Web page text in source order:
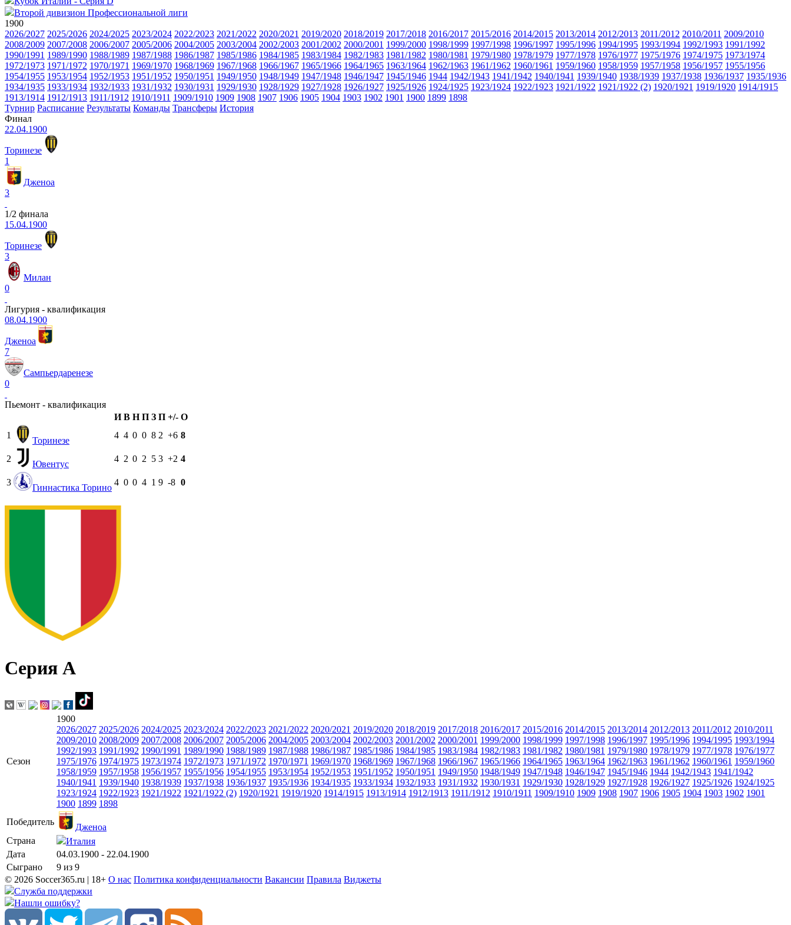
Второй дивизион Профессиональной лиги
1900
2026/2027 2025/2026 2024/2025 2023/2024 2022/2023 2021/2022 2020/2021 2019/2020 2018/2019 2017/2018 2016/2017 2015/2016 2014/2015 2013/2014 2012/2013 2011/2012 2010/2011 2009/2010
2008/2009 2007/2008 2006/2007 2005/2006 2004/2005 2003/2004 2002/2003 2001/2002 2000/2001 1999/2000 1998/1999 1997/1998 1996/1997 1995/1996 1994/1995 1993/1994 1992/1993 1991/1992
1990/1991 1989/1990 1988/1989 1987/1988 1986/1987 1985/1986 1984/1985 1983/1984 1982/1983 1981/1982 1980/1981 1979/1980 1978/1979 1977/1978 1976/1977 1975/1976 1974/1975 1973/1974
1972/1973 1971/1972 1970/1971 1969/1970 1968/1969 1967/1968 1966/1967 1965/1966 1964/1965 1963/1964 1962/1963 1961/1962 1960/1961 1959/1960 1958/1959 1957/1958 1956/1957 1955/1956
1954/1955 1953/1954 1952/1953 1951/1952 1950/1951 1949/1950 1948/1949 1947/1948 1946/1947 1945/1946 1944 1942/1943 1941/1942 1940/1941 1939/1940 1938/1939 1937/1938 1936/1937 1935/1936
1934/1935 1933/1934 1932/1933 1931/1932 1930/1931 1929/1930 1928/1929 1927/1928 1926/1927 1925/1926 1924/1925 1923/1924 1922/1923 1921/1922 1921/1922 (2) 1920/1921 1919/1920 1914/1915
1913/1914 1912/1913 1911/1912 1910/1911 1909/1910 1909 1908 1907 1906 1905 1904 1903 1902 1901 1900 1899 1898
Турнир Расписание Результаты Команды Трансферы История
Финал
22.04.1900
Торинезе
1
Дженоа
3
1/2 финала
15.04.1900
Торинезе
3
Милан
0
Лигурия - квалификация
08.04.1900
Дженоа
7
Сампьердаренезе
0
Пьемонт - квалификация
И В Н П З П +/- О
1
Торинезе
4 4 0 0 8 2 +6 8
2
Ювентус
4 2 0 2 5 3 +2 4
3
Гиннастика Торино
4 0 0 4 1 9 -8 0
Серия А
Сезон
1900
2026/2027 2025/2026 2024/2025 2023/2024 2022/2023 2021/2022 2020/2021 2019/2020 2018/2019 2017/2018 2016/2017 2015/2016 2014/2015 2013/2014 2012/2013 2011/2012 2010/2011
2009/2010 2008/2009 2007/2008 2006/2007 2005/2006 2004/2005 2003/2004 2002/2003 2001/2002 2000/2001 1999/2000 1998/1999 1997/1998 1996/1997 1995/1996 1994/1995 1993/1994
1992/1993 1991/1992 1990/1991 1989/1990 1988/1989 1987/1988 1986/1987 1985/1986 1984/1985 1983/1984 1982/1983 1981/1982 1980/1981 1979/1980 1978/1979 1977/1978 1976/1977
1975/1976 1974/1975 1973/1974 1972/1973 1971/1972 1970/1971 1969/1970 1968/1969 1967/1968 1966/1967 1965/1966 1964/1965 1963/1964 1962/1963 1961/1962 1960/1961 1959/1960
1958/1959 1957/1958 1956/1957 1955/1956 1954/1955 1953/1954 1952/1953 1951/1952 1950/1951 1949/1950 1948/1949 1947/1948 1946/1947 1945/1946 1944 1942/1943 1941/1942
1940/1941 1939/1940 1938/1939 1937/1938 1936/1937 1935/1936 1934/1935 1933/1934 1932/1933 1931/1932 1930/1931 1929/1930 1928/1929 1927/1928 1926/1927 1925/1926 1924/1925
1923/1924 1922/1923 1921/1922 1921/1922 (2) 1920/1921 1919/1920 1914/1915 1913/1914 1912/1913 1911/1912 1910/1911 1909/1910 1909 1908 1907 1906 1905 1904 1903 1902 1901
1900 1899 1898
Победитель
Дженоа
Страна
Италия
Дата
04.03.1900 - 22.04.1900
Сыграно
9 из 9
© 2026 Soccer365.ru | 18+ О нас Политика конфиденциальности Вакансии Правила Виджеты
Служба поддержки
Нашли ошибку?